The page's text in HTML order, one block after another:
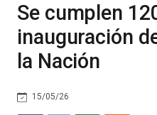
Se cumplen
inauguración
la Nación
15/05/26